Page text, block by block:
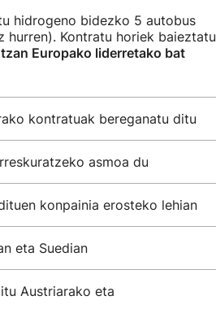
hidrogeno bidezko 5 autobus
Kontratu horiek baieztatu
Europako liderretako bat
kontratuak bereganatu ditu
asmoa du
konpainia erosteko lehian
eta Suedian
Austriarako eta